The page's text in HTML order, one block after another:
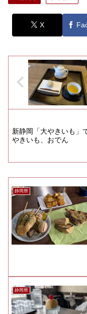
X
新静岡「大やきいも」
やきいも、おでん
静岡県
静岡県